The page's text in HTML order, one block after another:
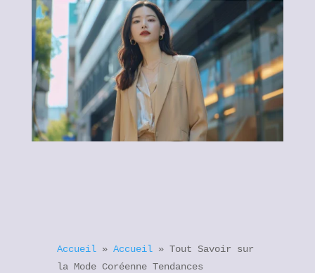
Accueil» Accueil» Tout Savoir sur
la Mode Coréenne Tendances